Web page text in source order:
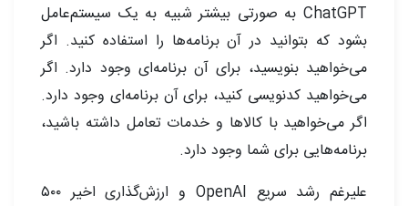
ChatGPT به صورتی بیشتر شبیه به یک سیستم‌عامل
بشود که بتوانید در آن برنامه‌ها را استفاده کنید. اگر
می‌خواهید بنویسید، برای آن برنامه‌ای وجود دارد. اگر
می‌خواهید کدنویسی کنید، برای آن برنامه‌ای وجود دارد.
اگر می‌خواهید با کالاها و خدمات تعامل داشته باشید،
برنامه‌هایی برای شما وجود دارد.
علیرغم رشد سریع OpenAI و ارزش‌گذاری اخیر ۵۰۰